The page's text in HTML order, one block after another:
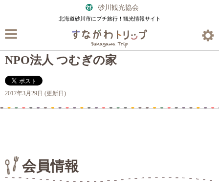
砂川観光協会
北海道砂川市にプチ旅行！観光情報サイト
NPO法人 つむぎの家
2017年3月29日 (更新日)
会員情報